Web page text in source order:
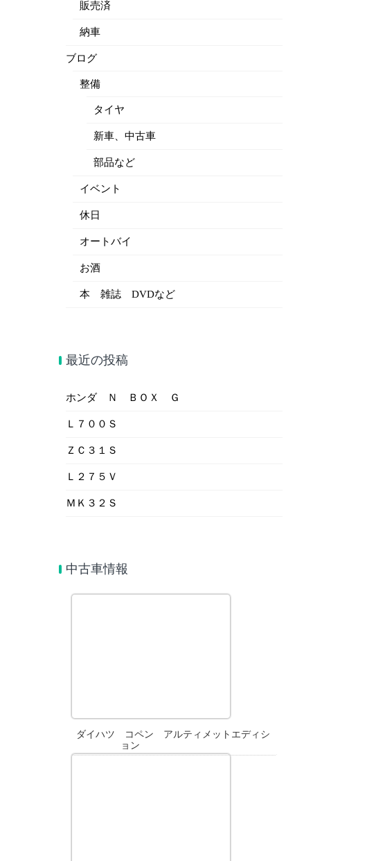
販売済
納車
ブログ
整備
タイヤ
新車、中古車
部品など
イベント
休日
オートバイ
お酒
本 雑誌 DVDなど
最近の投稿
ホンダ Ｎ ＢＯＸ Ｇ
Ｌ７００Ｓ
ＺＣ３１Ｓ
Ｌ２７５Ｖ
ＭＫ３２Ｓ
中古車情報
ダイハツ コペン アルティメットエディシ
ョン